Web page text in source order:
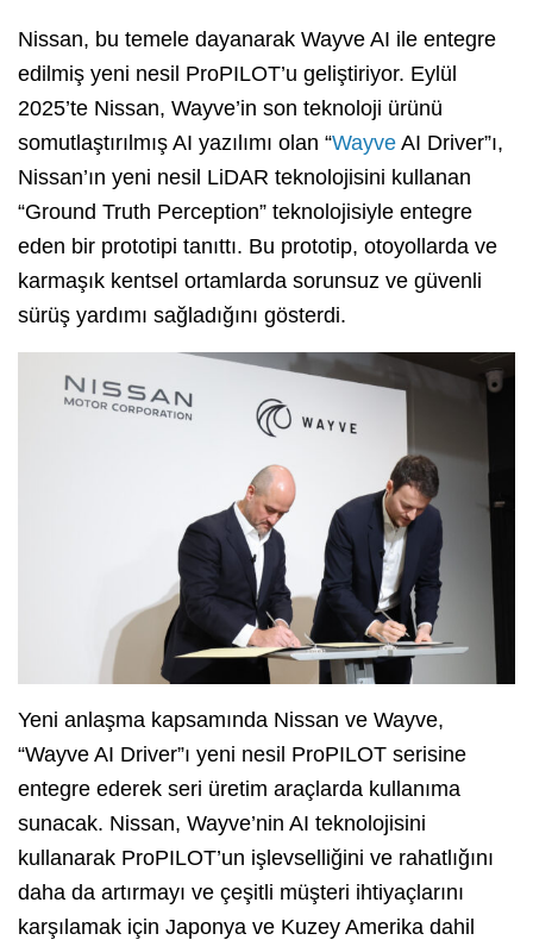
Nissan, bu temele dayanarak Wayve AI ile entegre
edilmiş yeni nesil ProPILOT’u geliştiriyor. Eylül
2025’te Nissan, Wayve’in son teknoloji ürünü
somutlaştırılmış AI yazılımı olan “Wayve AI Driver”ı,
Nissan’ın yeni nesil LiDAR teknolojisini kullanan
“Ground Truth Perception” teknolojisiyle entegre
eden bir prototipi tanıttı. Bu prototip, otoyollarda ve
karmaşık kentsel ortamlarda sorunsuz ve güvenli
sürüş yardımı sağladığını gösterdi.
Yeni anlaşma kapsamında Nissan ve Wayve,
“Wayve AI Driver”ı yeni nesil ProPILOT serisine
entegre ederek seri üretim araçlarda kullanıma
sunacak. Nissan, Wayve’nin AI teknolojisini
kullanarak ProPILOT’un işlevselliğini ve rahatlığını
daha da artırmayı ve çeşitli müşteri ihtiyaçlarını
karşılamak için Japonya ve Kuzey Amerika dahil